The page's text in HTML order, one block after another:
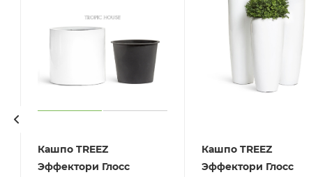
Кашпо TREEZ
Эффектори Глосс
Кашпо TREEZ
Эффектори Глосс